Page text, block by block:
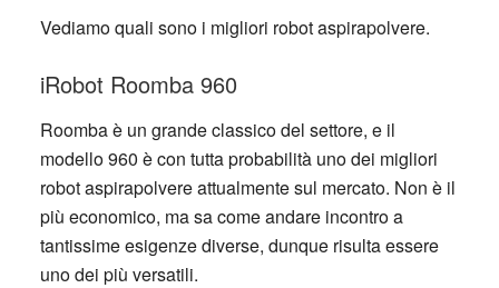
Vediamo quali sono i migliori robot aspirapolvere.
iRobot Roomba 960
Roomba è un grande classico del settore, e il
modello 960 è con tutta probabilità uno dei migliori
robot aspirapolvere attualmente sul mercato. Non è il
più economico, ma sa come andare incontro a
tantissime esigenze diverse, dunque risulta essere
uno dei più versatili.